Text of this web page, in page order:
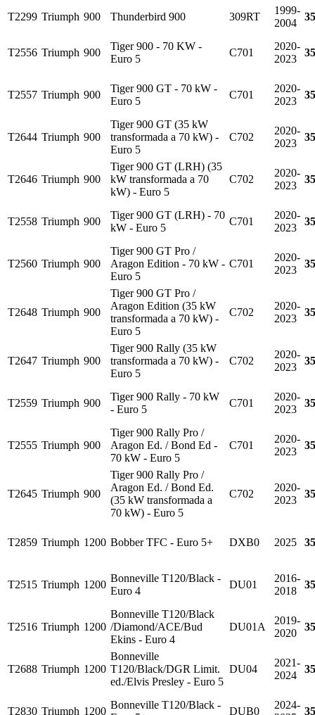
T2299 Triumph 900 Thunderbird 900 309RT
1999-
2004
35
T2556 Triumph 900
Tiger 900 - 70 KW -
Euro 5
C701
2020-
2023
35
T2557 Triumph 900
Tiger 900 GT - 70 kW -
Euro 5
C701
2020-
2023
35
T2644 Triumph 900
Tiger 900 GT (35 kW
transformada a 70 kW) -
Euro 5
C702
2020-
2023
35
T2646 Triumph 900
Tiger 900 GT (LRH) (35
kW transformada a 70
kW) - Euro 5
C702
2020-
2023
35
T2558 Triumph 900
Tiger 900 GT (LRH) - 70
kW - Euro 5
C701
2020-
2023
35
T2560 Triumph 900
Tiger 900 GT Pro /
Aragon Edition - 70 kW -
Euro 5
C701
2020-
2023
35
T2648 Triumph 900
Tiger 900 GT Pro /
Aragon Edition (35 kW
transformada a 70 kW) -
Euro 5
C702
2020-
2023
35
T2647 Triumph 900
Tiger 900 Rally (35 kW
transformada a 70 kW) -
Euro 5
C702
2020-
2023
35
T2559 Triumph 900
Tiger 900 Rally - 70 kW
- Euro 5
C701
2020-
2023
35
T2555 Triumph 900
Tiger 900 Rally Pro /
Aragon Ed. / Bond Ed -
70 kW - Euro 5
C701
2020-
2023
35
T2645 Triumph 900
Tiger 900 Rally Pro /
Aragon Ed. / Bond Ed.
(35 kW transformada a
70 kW) - Euro 5
C702
2020-
2023
35
T2859 Triumph 1200 Bobber TFC - Euro 5+ DXB0 2025 35
T2515 Triumph 1200
Bonneville T120/Black -
Euro 4
DU01
2016-
2018
35
T2516 Triumph 1200
Bonneville T120/Black
/Diamond/ACE/Bud
Ekins - Euro 4
DU01A
2019-
2020
35
T2688 Triumph 1200
Bonneville
T120/Black/DGR Limit.
ed./Elvis Presley - Euro 5
DU04
2021-
2024
35
T2830 Triumph 1200
Bonneville T120/Black -
DUB0
2024-
35